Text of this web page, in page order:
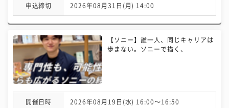
申込締切 2026年08月31日(月) 14:00
【ソニー】誰一人、同じキャリアは
歩まない。ソニーで描く、
開催日時 2026年08月19日(水) 16:00〜16:50